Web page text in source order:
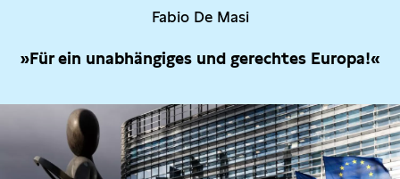
Fabio De Masi
»Für ein unabhängiges und gerechtes Europa!«